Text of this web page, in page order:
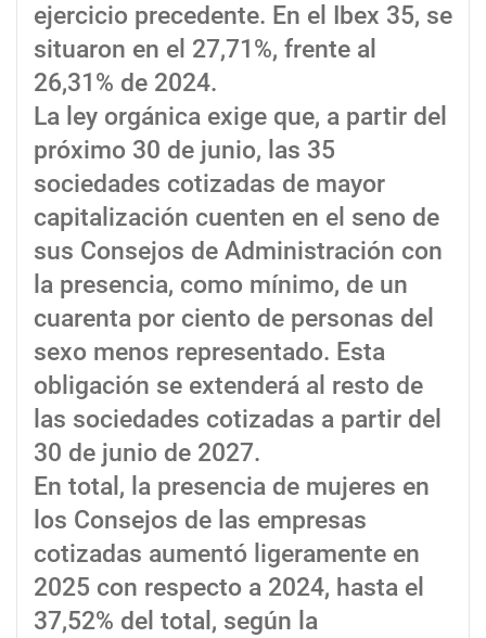
ejercicio precedente. En el Ibex 35, se
situaron en el 27,71%, frente al
26,31% de 2024.
La ley orgánica exige que, a partir del
próximo 30 de junio, las 35
sociedades cotizadas de mayor
capitalización cuenten en el seno de
sus Consejos de Administración con
la presencia, como mínimo, de un
cuarenta por ciento de personas del
sexo menos representado. Esta
obligación se extenderá al resto de
las sociedades cotizadas a partir del
30 de junio de 2027.
En total, la presencia de mujeres en
los Consejos de las empresas
cotizadas aumentó ligeramente en
2025 con respecto a 2024, hasta el
37,52% del total, según la